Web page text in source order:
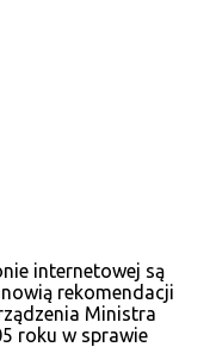
internetowej są
rekomendacji
Ministra
roku w sprawie